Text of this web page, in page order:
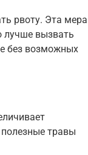
рвоту. Эта мера
лучше вызвать
без возможных
травы